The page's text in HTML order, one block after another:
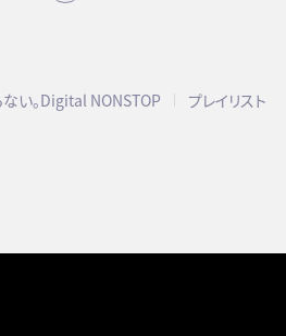
い。Digital NONSTOP プレイリスト